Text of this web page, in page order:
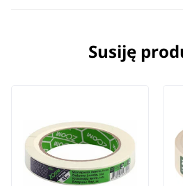
Susiję